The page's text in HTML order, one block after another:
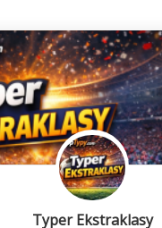
Typer Ekstraklasy